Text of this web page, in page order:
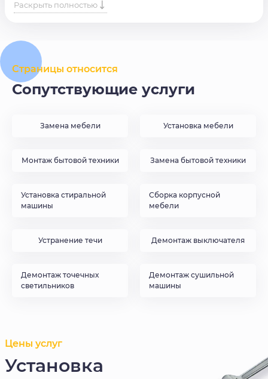
заявку на сайте или позвоните по номеру, и наши
Раскрыть полностью
Страницы относится
Сопутствующие услуги
Замена мебели Установка мебели
Монтаж бытовой техники Замена бытовой техники
Установка стиральной
машины
Сборка корпусной
мебели
Устранение течи Демонтаж выключателя
Демонтаж точечных
светильников
Демонтаж сушильной
машины
Цены услуг
Установка